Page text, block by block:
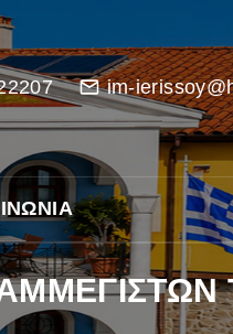
im-